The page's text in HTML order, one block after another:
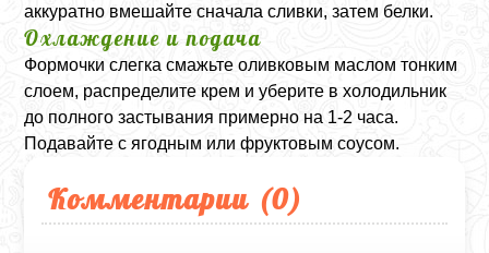
аккуратно вмешайте сначала сливки, затем белки.
Охлаждение и подача
Формочки слегка смажьте оливковым маслом тонким
слоем, распределите крем и уберите в холодильник
до полного застывания примерно на 1-2 часа.
Подавайте с ягодным или фруктовым соусом.
Комментарии (0)